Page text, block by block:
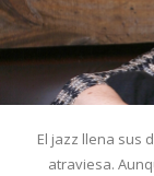
El jazz llena sus
atraviesa.